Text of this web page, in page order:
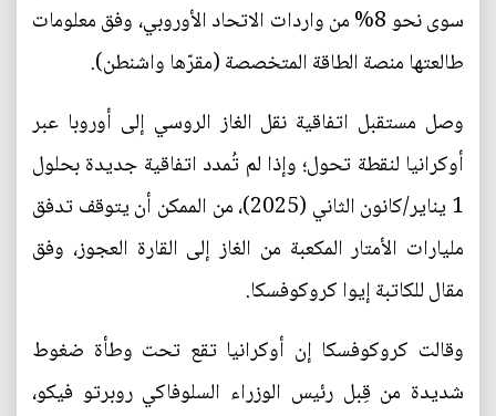
سوى نحو 8% من واردات الاتحاد الأوروبي، وفق معلومات
طالعتها منصة الطاقة المتخصصة (مقرّها واشنطن).
وصل مستقبل اتفاقية نقل الغاز الروسي إلى أوروبا عبر
أوكرانيا لنقطة تحول؛ وإذا لم تُمدد اتفاقية جديدة بحلول
1 يناير/كانون الثاني (2025)، من الممكن أن يتوقف تدفق
مليارات الأمتار المكعبة من الغاز إلى القارة العجوز، وفق
مقال للكاتبة إيوا كروكوفسكا.
وقالت كروكوفسكا إن أوكرانيا تقع تحت وطأة ضغوط
شديدة من قِبل رئيس الوزراء السلوفاكي روبرتو فيكو،